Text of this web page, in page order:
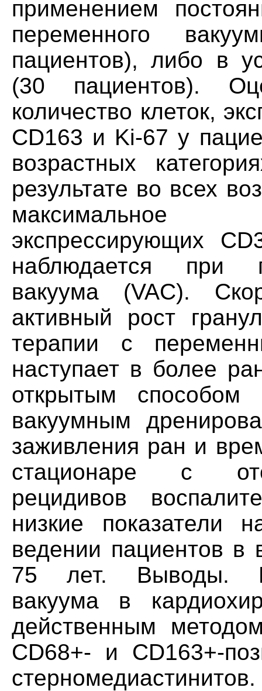
применением
переменного
пациентов), либо в
(30 пациентов).
количество клеток,
CD163 и Ki-67 у
возрастных
результате во всех
максимальное
экспрессирующих
наблюдается при
вакуума (VAC).
активный рост
терапии с
наступает в более
открытым способом
вакуумным
заживления ран и
стационаре с
рецидивов
низкие показатели
ведении пациентов в
75 лет. Выводы.
вакуума в
действенным
CD68+- и СD163+-
стерномедиастинитов.